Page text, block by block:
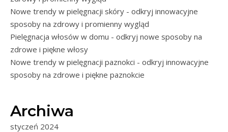
Nowe trendy w pielęgnacji skóry - odkryj innowacyjne
sposoby na zdrowy i promienny wygląd
Pielęgnacja włosów w domu - odkryj nowe sposoby na
zdrowe i piękne włosy
Nowe trendy w pielęgnacji paznokci - odkryj innowacyjne
sposoby na zdrowe i piękne paznokcie
Archiwa
styczeń 2024